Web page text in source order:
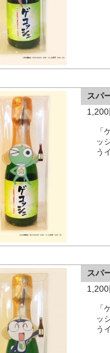
スパ
「
ッ
う
スパ
「
ッ
う